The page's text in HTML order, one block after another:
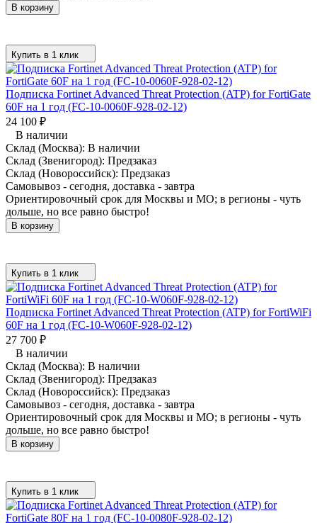
В корзину
Купить в 1 клик
Подписка Fortinet Advanced Threat Protection (ATP) for FortiGate
60F на 1 год (FC-10-0060F-928-02-12)
24 100 ₽
В наличии
Склад (Москва): В наличии
Склад (Звенигород): Предзаказ
Склад (Новороссийск): Предзаказ
Самовывоз - сегодня, доставка - завтра
Ориентировочный срок для Москвы и МО; в регионы - чуть
дольше, но все равно быстро!
В корзину
Купить в 1 клик
Подписка Fortinet Advanced Threat Protection (ATP) for FortiWiFi
60F на 1 год (FC-10-W060F-928-02-12)
27 700 ₽
В наличии
Склад (Москва): В наличии
Склад (Звенигород): Предзаказ
Склад (Новороссийск): Предзаказ
Самовывоз - сегодня, доставка - завтра
Ориентировочный срок для Москвы и МО; в регионы - чуть
дольше, но все равно быстро!
В корзину
Купить в 1 клик